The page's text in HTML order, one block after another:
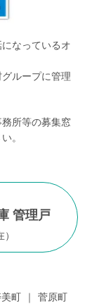
なっているオ
ループに管理
所等の募集窓
。
管理戸
）
町
菅原町